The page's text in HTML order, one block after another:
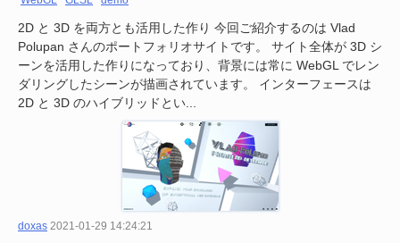
2D と 3D を両方とも活用した作り 今回ご紹介するのは Vlad
Polupan さんのポートフォリオサイトです。 サイト全体が 3D シ
ーンを活用した作りになっており、背景には常に WebGL でレン
ダリングしたシーンが描画されています。 インターフェースは
2D と 3D のハイブリッドとい...
doxas 2021-01-29 14:24:21